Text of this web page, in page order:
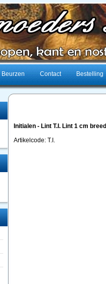
Beurzen Contact Bestelling
Initialen - Lint T.I. Lint 1 cm breed
Artikelcode: T.I.